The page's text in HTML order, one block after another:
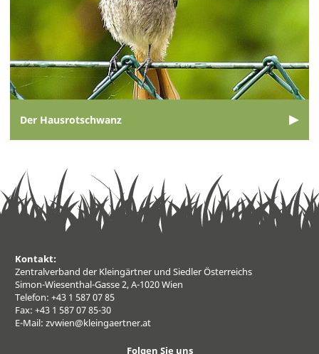
Der Hausrotschwanz
Kontakt:
Zentralverband der Kleingärtner und Siedler Österreichs
Simon-Wiesenthal-Gasse 2, A-1020 Wien
Telefon: +43 1 587 07 85
Fax: +43 1 587 07 85-30
E-Mail: zvwien@kleingaertner.at
Folgen Sie uns